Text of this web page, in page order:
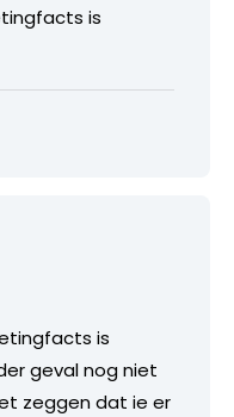
is
is
geval nog niet
zeggen dat ie er